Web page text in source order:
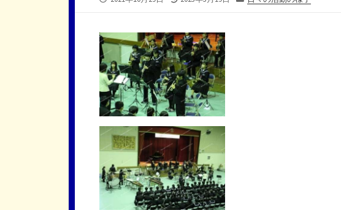
新
日